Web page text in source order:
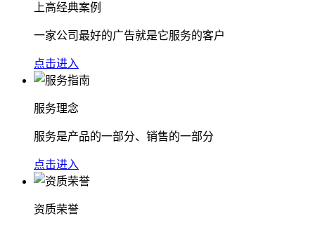
上高经典案例
一家公司最好的广告就是它服务的客户
点击进入
服务理念
服务是产品的一部分、销售的一部分
点击进入
资质荣誉